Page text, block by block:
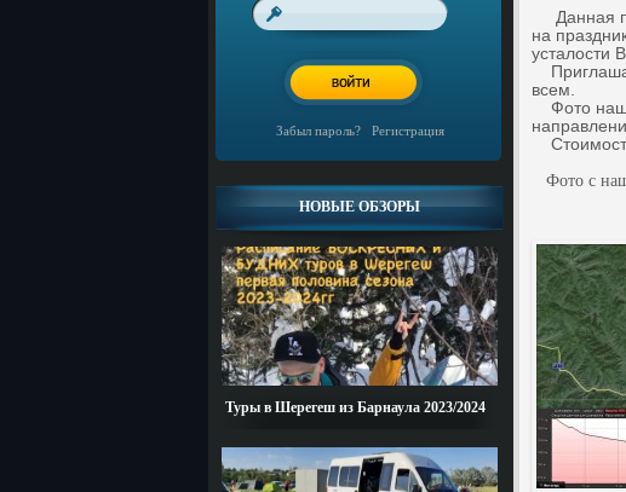
Забыл пароль?/ Регистрация
НОВЫЕ ОБЗОРЫ
Туры в Шерегеш из Барнаула 2023/2024
Данная
на
усталости
всем.
Фото
Фото с